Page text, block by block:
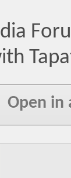
Open in